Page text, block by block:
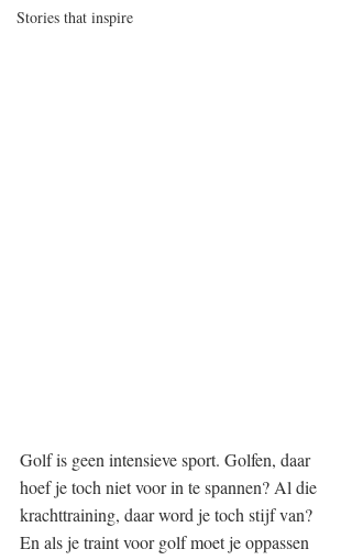
Stories that inspire
Golf is geen intensieve sport. Golfen, daar
hoef je toch niet voor in te spannen? Al die
krachttraining, daar word je toch stijf van?
En als je traint voor golf moet je oppassen